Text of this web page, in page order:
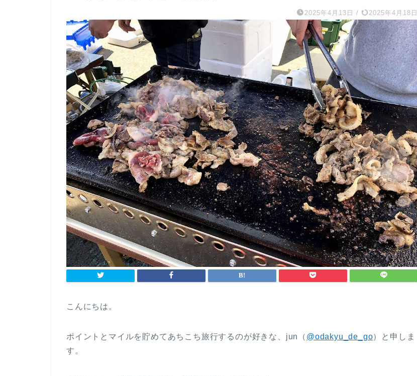
2025年4月13日 / 2025年4月18日
こんにちは。
ポイントとマイルを貯めてあちこち旅行するのが好きな、jun（ @odakyu_de_go）と申しま
す。